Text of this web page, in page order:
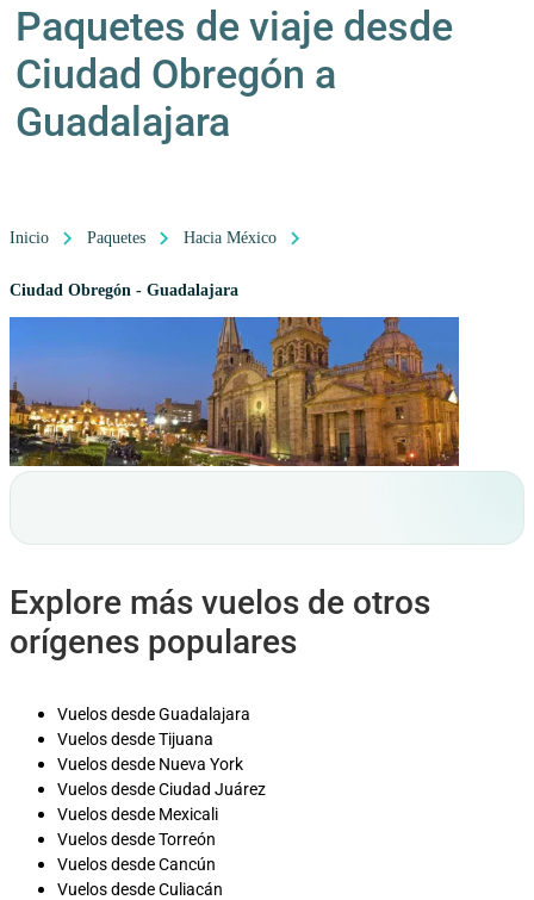
Paquetes de viaje desde
Ciudad Obregón a
Guadalajara
Inicio Paquetes Hacia México
Ciudad Obregón - Guadalajara
Explore más vuelos de otros
orígenes populares
Vuelos desde Guadalajara
Vuelos desde Tijuana
Vuelos desde Nueva York
Vuelos desde Ciudad Juárez
Vuelos desde Mexicali
Vuelos desde Torreón
Vuelos desde Cancún
Vuelos desde Culiacán